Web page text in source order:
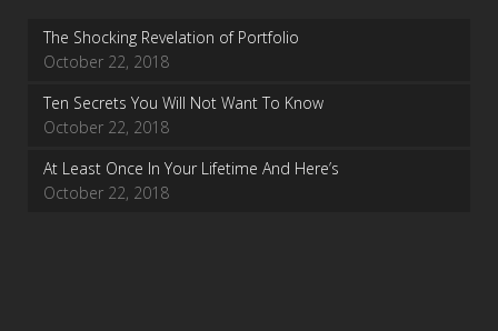
The Shocking Revelation of Portfolio
October 22, 2018
Ten Secrets You Will Not Want To Know
October 22, 2018
At Least Once In Your Lifetime And Here’s
October 22, 2018